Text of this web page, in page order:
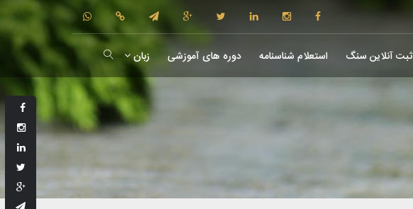
ثبت آنلاین سنگ استعلام شناسنامه دوره های آموزشی زبان